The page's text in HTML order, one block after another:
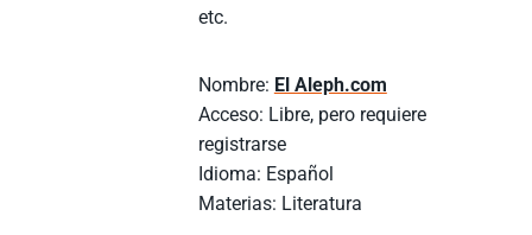
etc.
Nombre: El Aleph.com
Acceso: Libre, pero requiere
registrarse
Idioma: Español
Materias: Literatura